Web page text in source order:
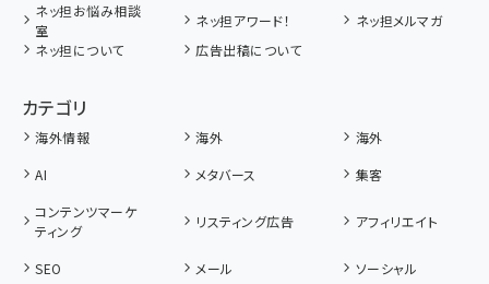
ネッ担お悩み相談
室
ネッ担アワード！
ネッ担メルマガ
ネッ担について
広告出稿について
カテゴリ
海外情報 海外
海外
AI
メタバース
集客
コンテンツマーケ
ティング
リスティング広告 アフィリエイト
SEO メール
ソーシャル